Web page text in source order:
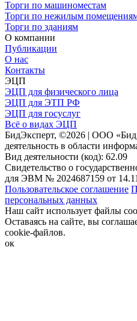
Торги по машиноместам
Торги по нежилым
Торги по зданиям
О компании
Публикации
О нас
Контакты
ЭЦП
ЭЦП для физического лица
ЭЦП для ЭТП РФ
ЭЦП для госуслуг
Всё о видах ЭЦП
БидЭксперт, ©2026 | ООО
деятельность в области
Вид деятельности (код): 62.09
Свидетельство о
для ЭВМ № 2024687159 от
Пользовательское соглашение
персональных данных
Наш сайт использует файлы
Оставаясь на сайте, вы
cookie-файлов.
ок